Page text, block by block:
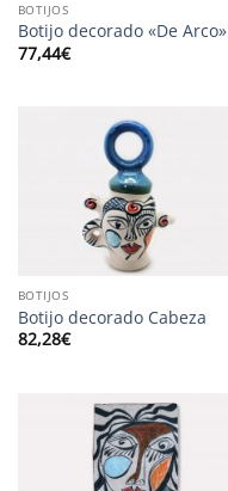
BOTIJOS
Botijo decorado «De Arco»
77,44€
BOTIJOS
Botijo decorado Cabeza
82,28€